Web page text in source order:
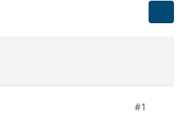
#1